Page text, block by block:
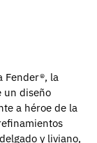
Fender®, la
un diseño
a héroe de la
y liviano,